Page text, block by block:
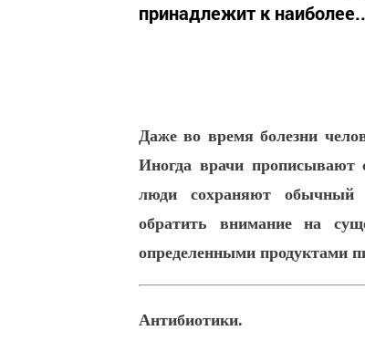
принадлежит к
Даже во время болезни
Иногда врачи прописывают
люди сохраняют обычный
обратить внимание на
определенными продуктами
Антибиотики.